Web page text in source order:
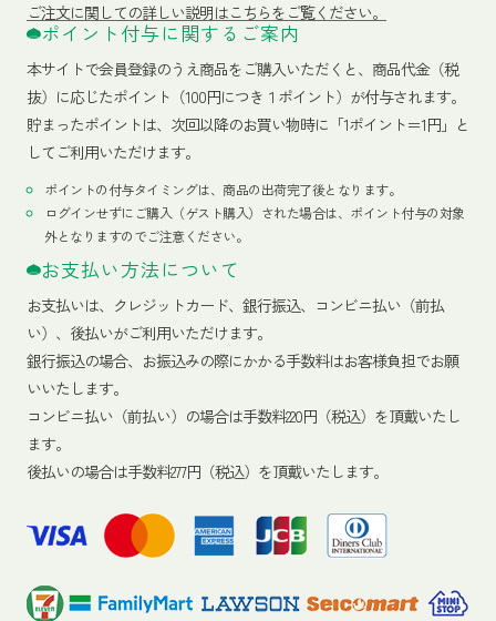
ご注文に関しての詳しい説明はこちらをご覧ください。
ポイント付与に関するご案内
本サイトで会員登録のうえ商品をご購入いただくと、商品代金（税
抜）に応じたポイント（100円につき１ポイント）が付与されます。
貯まったポイントは、次回以降のお買い物時に「1ポイント＝1円」と
してご利用いただけます。
ポイントの付与タイミングは、商品の出荷完了後となります。
ログインせずにご購入（ゲスト購入）された場合は、ポイント付与の対象
外となりますのでご注意ください。
お支払い方法について
お支払いは、クレジットカード、銀行振込、コンビニ払い（前払
い）、後払いがご利用いただけます。
銀行振込の場合、お振込みの際にかかる手数料はお客様負担でお願
いいたします。
コンビニ払い（前払い）の場合は手数料220円（税込）を頂戴いたし
ます。
後払いの場合は手数料277円（税込）を頂戴いたします。